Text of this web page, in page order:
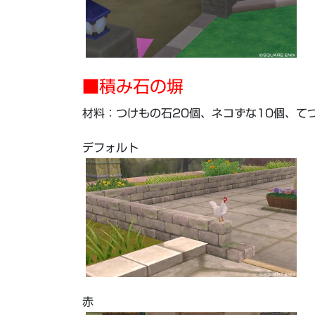
■積み石の塀
材料：つけもの石20個、ネコずな10個、て
デフォルト
赤